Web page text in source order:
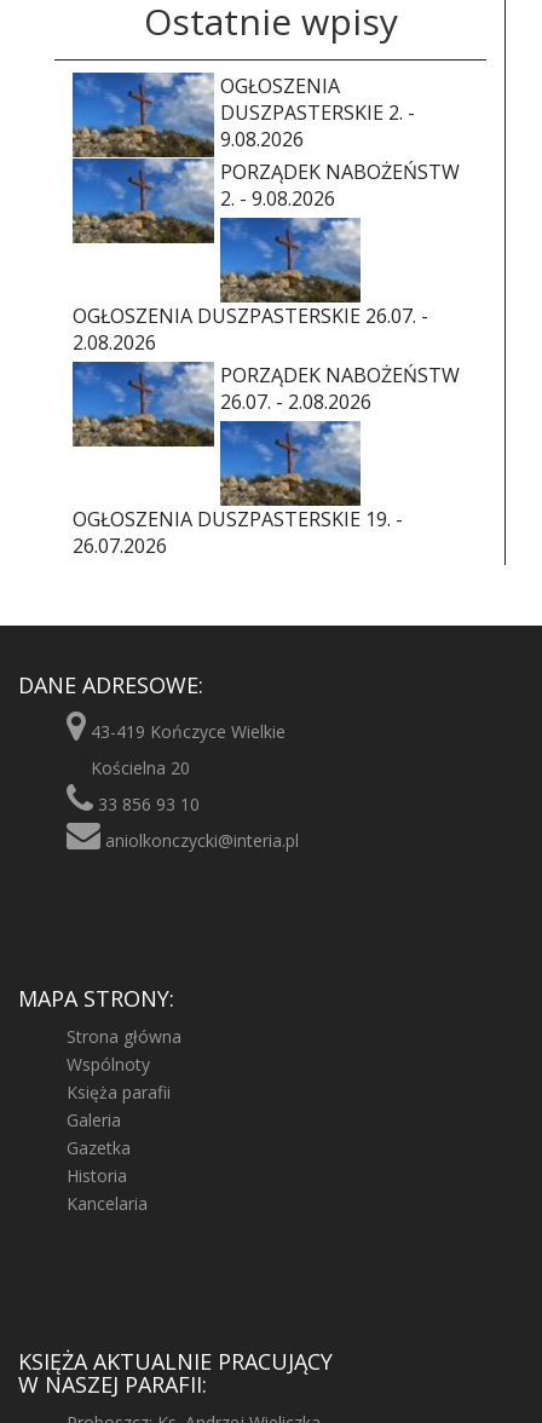
Ostatnie wpisy
OGŁOSZENIA
DUSZPASTERSKIE 2. -
9.08.2026
PORZĄDEK NABOŻEŃSTW
2. - 9.08.2026
OGŁOSZENIA DUSZPASTERSKIE 26.07. -
2.08.2026
PORZĄDEK NABOŻEŃSTW
26.07. - 2.08.2026
OGŁOSZENIA DUSZPASTERSKIE 19. -
26.07.2026
DANE ADRESOWE:
43-419 Kończyce Wielkie
Kościelna 20
33 856 93 10
aniolkonczycki@interia.pl
MAPA STRONY:
Strona główna
Wspólnoty
Księża parafii
Galeria
Gazetka
Historia
Kancelaria
KSIĘŻA AKTUALNIE PRACUJĄCY
W NASZEJ PARAFII: